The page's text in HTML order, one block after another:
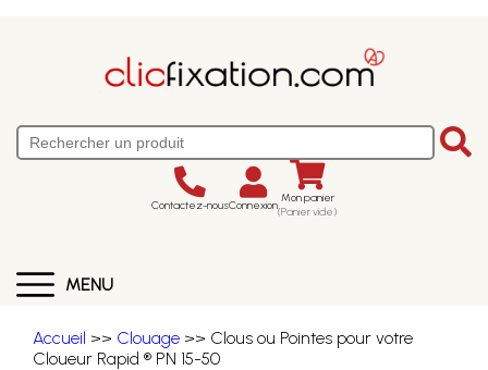
Contactez-nousConnexion Mon panier
(Panier vide)
MENU
Accueil >> Clouage >> Clous ou Pointes pour votre
Cloueur Rapid ® PN 15-50